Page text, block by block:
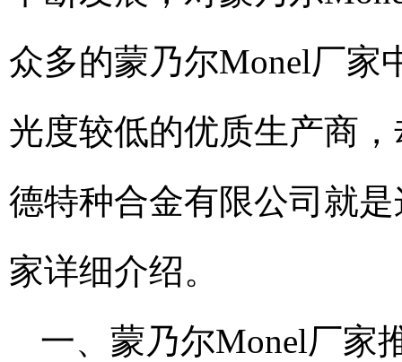
众多的蒙乃尔Monel厂家
光度较低的优质生产商
德特种合金有限公司就
家详细介绍。
一、蒙乃尔Monel厂家